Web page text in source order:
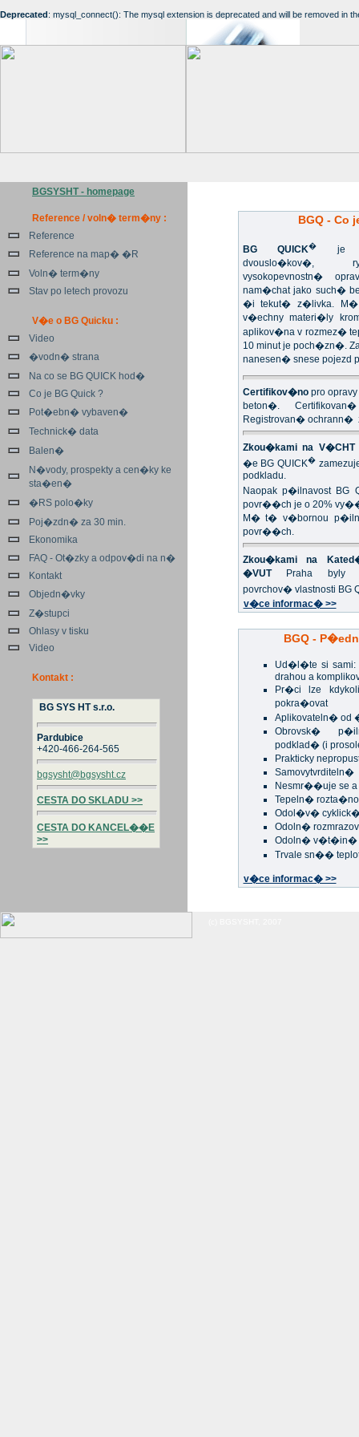
Deprecated: mysql_connect(): The mysql extension is deprecated and will be removed in
BGSYSHT - homepage
Reference / voln� term�ny :
Reference
Reference na map� �R
Voln� term�ny
Stav po letech provozu
V�e o BG Quicku :
Video
�vodn� strana
Na co se BG QUICK hod�
Co je BG Quick ?
Pot�ebn� vybaven�
Technick� data
Balen�
N�vody, prospekty a cen�ky ke
sta�en�
�RS polo�ky
Poj�zdn� za 30 min.
Ekonomika
FAQ - Ot�zky a odpov�di na n�
Kontakt
Objedn�vky
Z�stupci
Ohlasy v tisku
Video
Kontakt :
BG SYS HT s.r.o.
Pardubice
+420-466-264-565
bgsysht@bgsysht.cz
CESTA DO SKLADU >>
CESTA DO KANCEL��E
>>
BGQ - Co
BG QUICK�
je
dvouslo�kov�,
vysokopevnostn�
nam�chat jako such�
�i tekut� z�livka. M�
v�echny materi�ly
aplikov�na v rozmez�
10 minut je poch�zn�.
nanesen� snese pojezd
Certifikov�nopro
beton�.
Registrovan�
Zkou�kami na V�CHT
�e BG QUICK�
podkladu.
Naopak p�ilnavost BG
povr��ch je o 20%
M� t� v�bornou
povr��ch.
Zkou�kami na
�VUTPraha byly
povrchov� vlastnosti BG
v�ce informac� >>
BGQ -
Ud�l�te si
drahou a
Pr�ci lze
pokra�ovat
Aplikovateln� od
Obrovsk�
podklad� (i
Prakticky
Samovytvrditeln�
Nesmr��uje se
Tepeln�
Odol�v�
Odoln�
Odoln� v�t�in�
Trvale sn��
v�ce informac� >>